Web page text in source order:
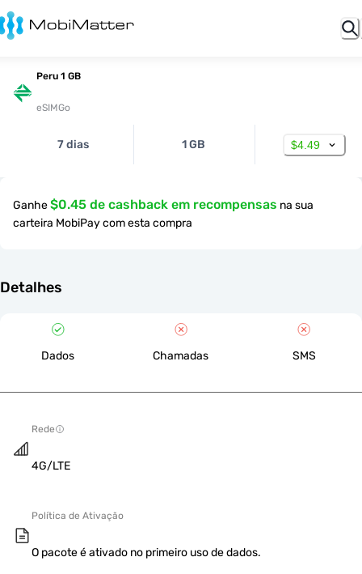
Peru 1 GB
eSIMGo
7 dias 1 GB $4.49
Ganhe$0.45 de cashback em recompensas na sua
carteira MobiPay com esta compra
Detalhes
Dados Chamadas SMS
Rede
4G/LTE
Política de Ativação
O pacote é ativado no primeiro uso de dados.